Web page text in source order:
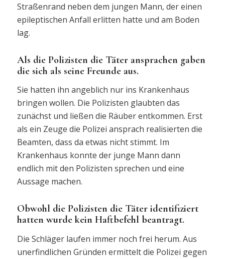
Straßenrand neben dem jungen Mann, der einen
epileptischen Anfall erlitten hatte und am Boden
lag.
Als die Polizisten die Täter ansprachen gaben
die sich als seine Freunde aus.
Sie hatten ihn angeblich nur ins Krankenhaus
bringen wollen. Die Polizisten glaubten das
zunächst und ließen die Räuber entkommen. Erst
als ein Zeuge die Polizei ansprach realisierten die
Beamten, dass da etwas nicht stimmt. Im
Krankenhaus konnte der junge Mann dann
endlich mit den Polizisten sprechen und eine
Aussage machen.
Obwohl die Polizisten die Täter identifiziert
hatten wurde kein Haftbefehl beantragt.
Die Schläger laufen immer noch frei herum. Aus
unerfindlichen Gründen ermittelt die Polizei gegen